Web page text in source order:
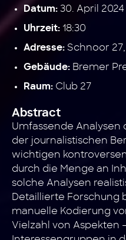
Datum: 30. April 2024
Uhrzeit: 18:30
Adresse: Schnoor
Gebäude: Bremer
Raum: Club 27
Abstract
Umfassende Analysen
der journalistischen
wichtigen
durch die Menge an
solche Analysen
Detaillierte Forschung
manuelle Kodierung
Vielzahl von Aspekten